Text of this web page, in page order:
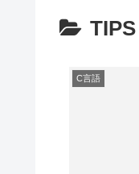
TIPS
C言語